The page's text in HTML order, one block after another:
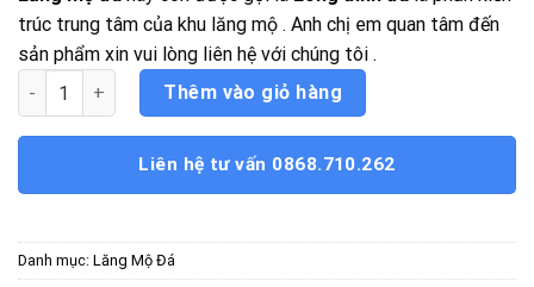
trúc trung tâm của khu lăng mộ . Anh chị em quan tâm đến
sản phẩm xin vui lòng liên hệ với chúng tôi .
Lăng Mộ Đá số lượngThêm vào giỏ hàng
Liên hệ tư vấn 0868.710.262
Danh mục: Lăng Mộ Đá